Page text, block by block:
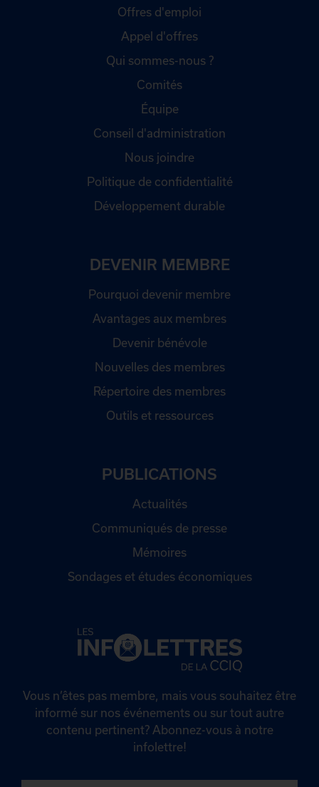
Offres d'emploi
Appel d'offres
Qui sommes-nous ?
Comités
Équipe
Conseil d'administration
Nous joindre
Politique de confidentialité
Développement durable
DEVENIR MEMBRE
Pourquoi devenir membre
Avantages aux membres
Devenir bénévole
Nouvelles des membres
Répertoire des membres
Outils et ressources
PUBLICATIONS
Actualités
Communiqués de presse
Mémoires
Sondages et études économiques
Vous n’êtes pas membre, mais vous souhaitez être
informé sur nos événements ou sur tout autre
contenu pertinent? Abonnez-vous à notre
infolettre!